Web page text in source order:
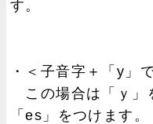
す。
・＜子音字＋「y」
この場合は「ｙ」
「es」をつけます。